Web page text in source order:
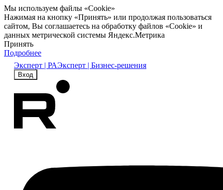
Мы используем файлы «Cookie»
Нажимая на кнопку «Принять» или продолжая пользоваться
сайтом, Вы соглашаетесь на обработку файлов «Cookie» и
данных метрической системы Яндекс.Метрика
Принять
Подробнее
Эксперт | РАЭксперт | Бизнес-решения
Вход